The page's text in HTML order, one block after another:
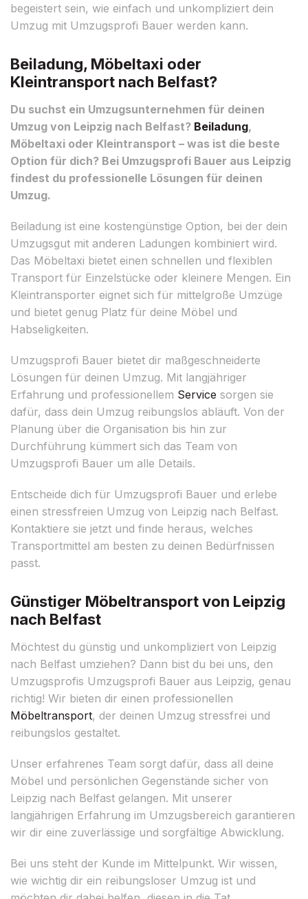
begeistert sein, wie einfach und unkompliziert dein
Umzug mit Umzugsprofi Bauer werden kann.
Beiladung, Möbeltaxi oder
Kleintransport nach Belfast?
Du suchst ein Umzugsunternehmen für deinen
Umzug von Leipzig nach Belfast? Beiladung,
Möbeltaxi oder Kleintransport – was ist die beste
Option für dich? Bei Umzugsprofi Bauer aus Leipzig
findest du professionelle Lösungen für deinen
Umzug.
Beiladung ist eine kostengünstige Option, bei der dein
Umzugsgut mit anderen Ladungen kombiniert wird.
Das Möbeltaxi bietet einen schnellen und flexiblen
Transport für Einzelstücke oder kleinere Mengen. Ein
Kleintransporter eignet sich für mittelgroße Umzüge
und bietet genug Platz für deine Möbel und
Habseligkeiten.
Umzugsprofi Bauer bietet dir maßgeschneiderte
Lösungen für deinen Umzug. Mit langjähriger
Erfahrung und professionellem Service sorgen sie
dafür, dass dein Umzug reibungslos abläuft. Von der
Planung über die Organisation bis hin zur
Durchführung kümmert sich das Team von
Umzugsprofi Bauer um alle Details.
Entscheide dich für Umzugsprofi Bauer und erlebe
einen stressfreien Umzug von Leipzig nach Belfast.
Kontaktiere sie jetzt und finde heraus, welches
Transportmittel am besten zu deinen Bedürfnissen
passt.
Günstiger Möbeltransport von Leipzig
nach Belfast
Möchtest du günstig und unkompliziert von Leipzig
nach Belfast umziehen? Dann bist du bei uns, den
Umzugsprofis Umzugsprofi Bauer aus Leipzig, genau
richtig! Wir bieten dir einen professionellen
Möbeltransport, der deinen Umzug stressfrei und
reibungslos gestaltet.
Unser erfahrenes Team sorgt dafür, dass all deine
Möbel und persönlichen Gegenstände sicher von
Leipzig nach Belfast gelangen. Mit unserer
langjährigen Erfahrung im Umzugsbereich garantieren
wir dir eine zuverlässige und sorgfältige Abwicklung.
Bei uns steht der Kunde im Mittelpunkt. Wir wissen,
wie wichtig dir ein reibungsloser Umzug ist und